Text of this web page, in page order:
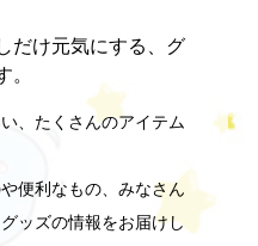
だけ元気にする、グ
。
、たくさんのアイテム
便利なもの、みなさん
ッズの情報をお届けし